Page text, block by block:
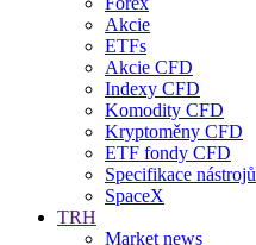
Akcie
ETFs
Akcie CFD
Indexy CFD
Komodity CFD
Kryptoměny CFD
ETF fondy CFD
Specifikace nástrojů
SpaceX
TRH
Market news